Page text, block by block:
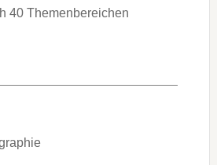
40 Themenbereichen